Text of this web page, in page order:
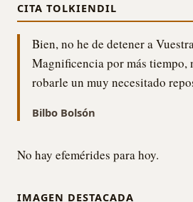
CITA TOLKIENDIL
Bien, no he de detener a
Magnificencia por más tiempo,
robarle un muy necesitado
Bilbo Bolsón
No hay efemérides para hoy.
IMAGEN DESTACADA